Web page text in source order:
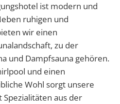
ist modern und
ruhigen und
wir einen
zu der
und Dampfsauna gehören.
und einen
Wohl sorgt unsere
aus der